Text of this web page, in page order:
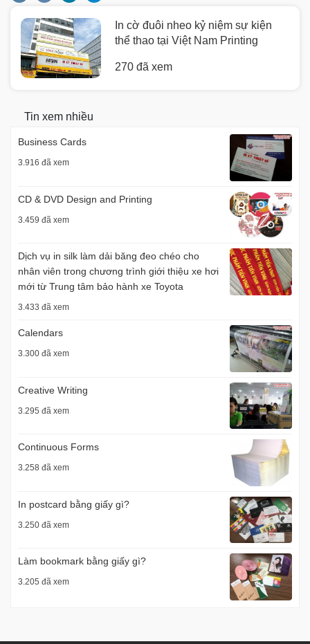
In cờ đuôi nheo kỷ niệm sự kiện
thể thao tại Việt Nam Printing
270 đã xem
Tin xem nhiều
Business Cards
3.916 đã xem
CD & DVD Design and Printing
3.459 đã xem
Dịch vụ in silk làm dải băng đeo chéo cho
nhân viên trong chương trình giới thiệu xe hơi
mới từ Trung tâm bảo hành xe Toyota
3.433 đã xem
Calendars
3.300 đã xem
Creative Writing
3.295 đã xem
Continuous Forms
3.258 đã xem
In postcard bằng giấy gì?
3.250 đã xem
Làm bookmark bằng giấy gì?
3.205 đã xem